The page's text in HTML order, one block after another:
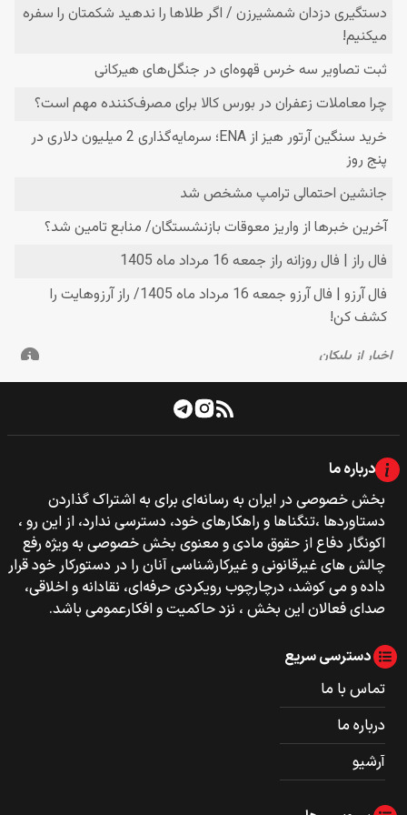
درباره ما
بخش خصوصی‌‌ در ایران به رسانه‌ای برای به اشتراک گذاردن
دستاوردها ،تنگناها و راهکارهای خود، دسترسی ندارد، از این رو ،
اکونگار دفاع از حقوق مادی و معنوی بخش خصوصی به ویژه رفع
چالش های غیرقانونی و غیرکارشناسی آنان را در دستورکار خود قرار
داده و می کوشد، درچارچوب رویکردی حرفه‌ای، نقادانه و اخلاقی،
صدای فعالان این بخش ، نزد حاکمیت و افکارعمومی باشد.
دسترسی سریع
تماس با ما
درباره ما
آرشیو